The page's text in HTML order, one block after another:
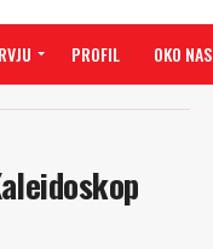
PROFIL OKO NAS